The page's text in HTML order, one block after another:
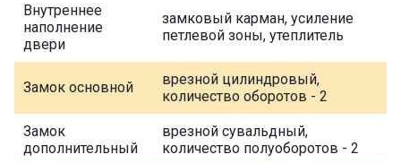
Внутреннее
наполнение
двери
замковый карман, усиление
петлевой зоны, утеплитель
Замок основной
врезной цилиндровый,
количество оборотов - 2
Замок
дополнительный
врезной сувальдный,
количество полуоборотов - 2